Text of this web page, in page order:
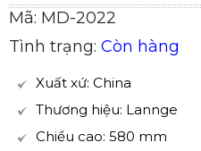
Mã: MD-2022
Tình trạng: Còn hàng
Xuất xứ: China
Thương hiệu: Lannge
Chiều cao: 580 mm